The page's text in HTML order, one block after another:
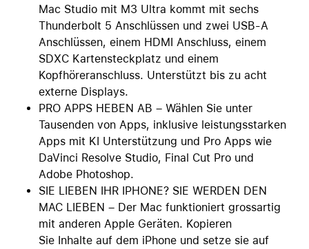
Mac Studio mit M3 Ultra kommt mit sechs
Thunderbolt 5 Anschlüssen und zwei USB-A
Anschlüssen, einem HDMI Anschluss, einem
SDXC Kartensteckplatz und einem
Kopfhöreranschluss. Unterstützt bis zu acht
externe Displays.
PRO APPS HEBEN AB – Wählen Sie unter
Tausenden von Apps, inklusive leistungsstarken
Apps mit KI Unterstützung und Pro Apps wie
DaVinci Resolve Studio, Final Cut Pro und
Adobe Photoshop.
SIE LIEBEN IHR IPHONE? SIE WERDEN DEN
MAC LIEBEN – Der Mac funktioniert grossartig
mit anderen Apple Geräten. Kopieren
Sie Inhalte auf dem iPhone und setze sie auf